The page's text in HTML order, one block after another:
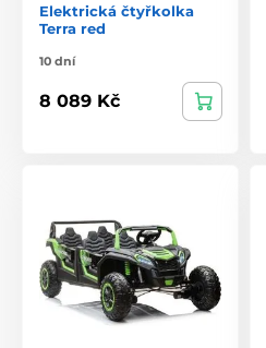
Elektrická čtyřkolka
Terra red
10 dní
8 089 Kč